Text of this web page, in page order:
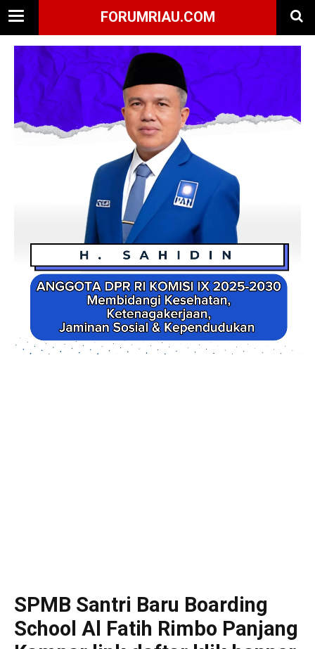
FORUMRIAU.COM
SPMB Santri Baru Boarding
School Al Fatih Rimbo Panjang